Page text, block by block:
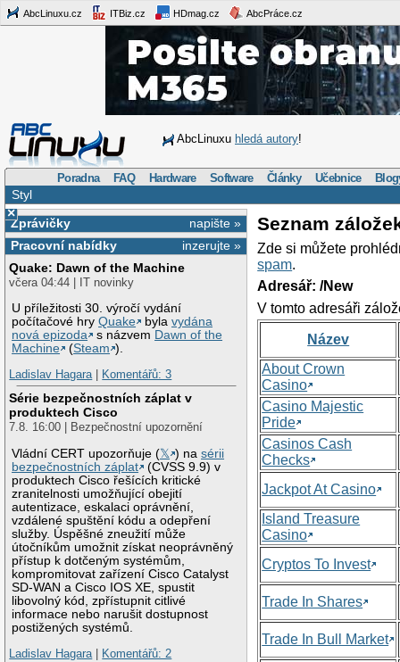
AbcLinuxu.cz ITBiz.cz HDmag.cz AbcPráce.cz
AbcLinuxu hledá autory!
Poradna FAQ Hardware Software Články Učebnice
Styl
×
napište »
Zprávičky
inzerujte »
Pracovní nabídky
Quake: Dawn of the Machine
včera 04:44 | IT novinky
U příležitosti 30. výročí vydání
počítačové hryQuake bylavydána
nová epizoda
s názvem Dawn of the
Machine
(Steam ).
Ladislav Hagara| Komentářů: 3
Série bezpečnostních záplat v
produktech Cisco
7.8. 16:00 | Bezpečnostní upozornění
Vládní CERT upozorňuje (𝕏 ) nasérii
bezpečnostních záplat
(CVSS 9.9) v
produktech Cisco řešících kritické
zranitelnosti umožňující obejití
autentizace, eskalaci oprávnění,
vzdálené spuštění kódu a odepření
služby. Úspěšné zneužití může
útočníkům umožnit získat neoprávněný
přístup k dotčeným systémům,
kompromitovat zařízení Cisco Catalyst
SD-WAN a Cisco IOS XE, spustit
libovolný kód, zpřístupnit citlivé
informace nebo narušit dostupnost
postižených systémů.
Ladislav Hagara| Komentářů: 2
Seznam
Zde si můžete
spam.
Adresář: /New
V tomto adresáři
Název
About Crown
Casino
Casino Majestic
Pride
Casinos Cash
Checks
Jackpot At Casino
Island Treasure
Casino
Cryptos To Invest
Trade In Shares
Trade In Bull Market